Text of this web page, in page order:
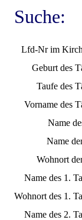
Suche:
Lfd-Nr im
Geburt des
Taufe des
Vorname des
Name
Name
Wohnort
Name des 1.
Wohnort des 1.
Name des 2.